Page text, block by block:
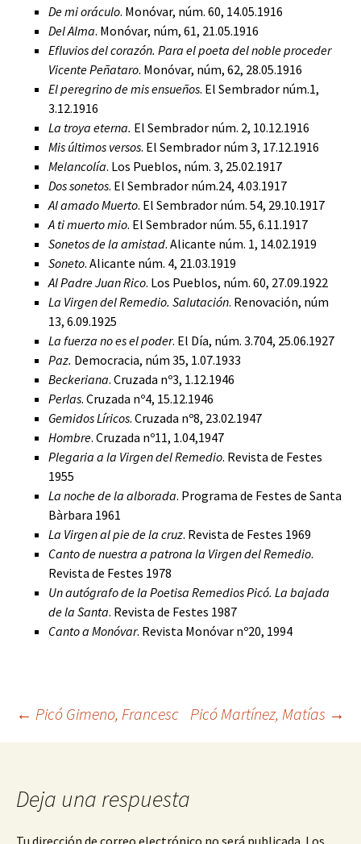
De mi oráculo. Monóvar, núm. 60, 14.05.1916
Del Alma. Monóvar, núm, 61, 21.05.1916
Efluvios del corazón. Para el poeta del noble proceder
Vicente Peñataro. Monóvar, núm, 62, 28.05.1916
El peregrino de mis ensueños. El Sembrador núm.1,
3.12.1916
La troya eterna. El Sembrador núm. 2, 10.12.1916
Mis últimos versos. El Sembrador núm 3, 17.12.1916
Melancolía. Los Pueblos, núm. 3, 25.02.1917
Dos sonetos. El Sembrador núm.24, 4.03.1917
Al amado Muerto. El Sembrador núm. 54, 29.10.1917
A ti muerto mio. El Sembrador núm. 55, 6.11.1917
Sonetos de la amistad. Alicante núm. 1, 14.02.1919
Soneto. Alicante núm. 4, 21.03.1919
Al Padre Juan Rico. Los Pueblos, núm. 60, 27.09.1922
La Virgen del Remedio. Salutación. Renovación, núm
13, 6.09.1925
La fuerza no es el poder. El Día, núm. 3.704, 25.06.1927
Paz. Democracia, núm 35, 1.07.1933
Beckeriana. Cruzada nº3, 1.12.1946
Perlas. Cruzada nº4, 15.12.1946
Gemidos Líricos. Cruzada nº8, 23.02.1947
Hombre. Cruzada nº11, 1.04,1947
Plegaria a la Virgen del Remedio. Revista de Festes
1955
La noche de la alborada. Programa de Festes de Santa
Bàrbara 1961
La Virgen al pie de la cruz. Revista de Festes 1969
Canto de nuestra a patrona la Virgen del Remedio.
Revista de Festes 1978
Un autógrafo de la Poetisa Remedios Picó. La bajada
de la Santa. Revista de Festes 1987
Canto a Monóvar. Revista Monóvar nº20, 1994
Navegación
entradas
← Picó Gimeno, Francesc Picó Martínez, Matías →
Deja una respuesta
Tu dirección de correo electrónico no será publicada. Los